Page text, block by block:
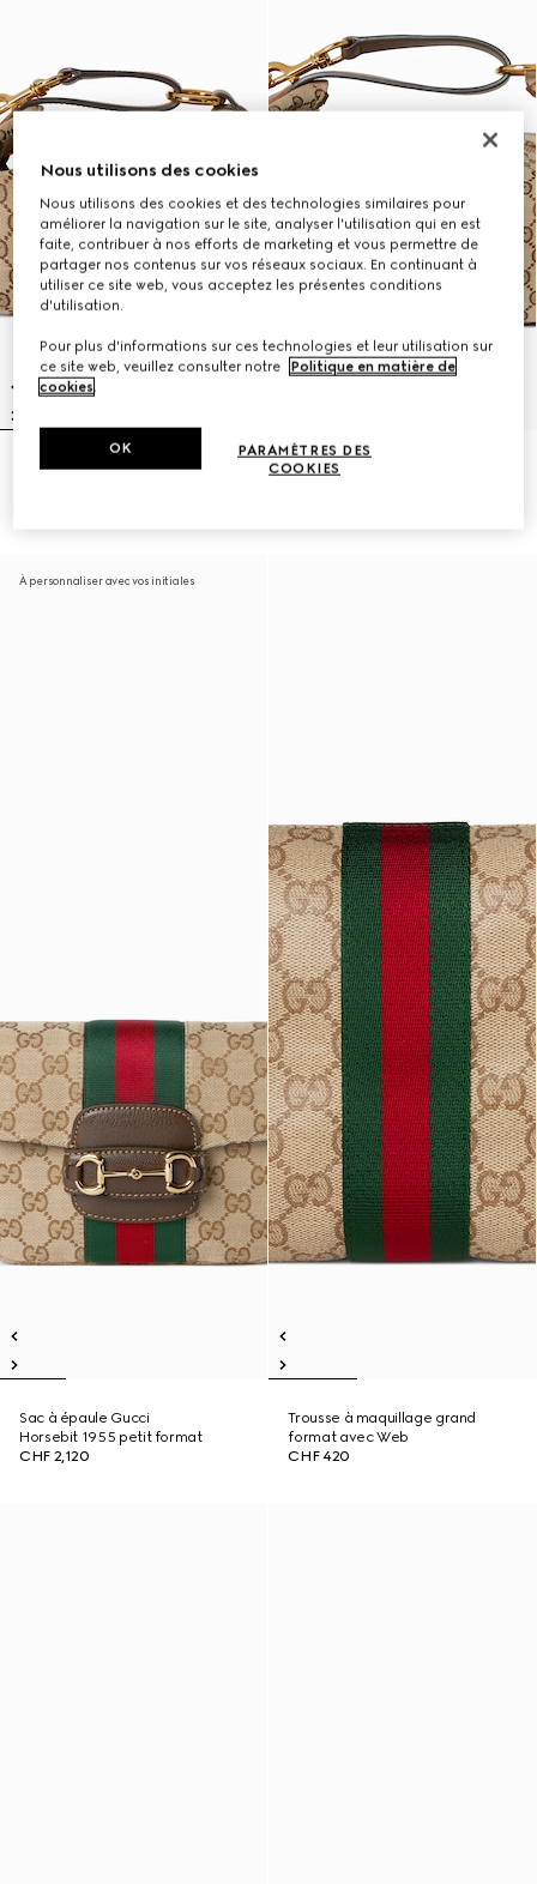
Sac Gucci Vanity mini format
Sac à main Gucci Vanity moyen
À personnaliser avec vos initiales
Sac à épaule Gucci
Horsebit 1955 petit format
CHF 2,120
Trousse à maquillage grand
format avec Web
CHF 420
Nous utilisons des cookies
Nous utilisons des cookies et des technologies similaires pour
améliorer la navigation sur le site, analyser l'utilisation qui en est
faite, contribuer à nos efforts de marketing et vous permettre de
partager nos contenus sur vos réseaux sociaux. En continuant à
utiliser ce site web, vous acceptez les présentes conditions
d'utilisation.
Pour plus d'informations sur ces technologies et leur utilisation sur
ce site web, veuillez consulter notre
Politique en matière de
cookies.
PARAMÈTRES DES
COOKIES
OK